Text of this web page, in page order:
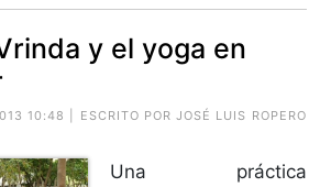
y el yoga en
10:48 | ESCRITO POR JOSÉ LUIS ROPERO
Una práctica